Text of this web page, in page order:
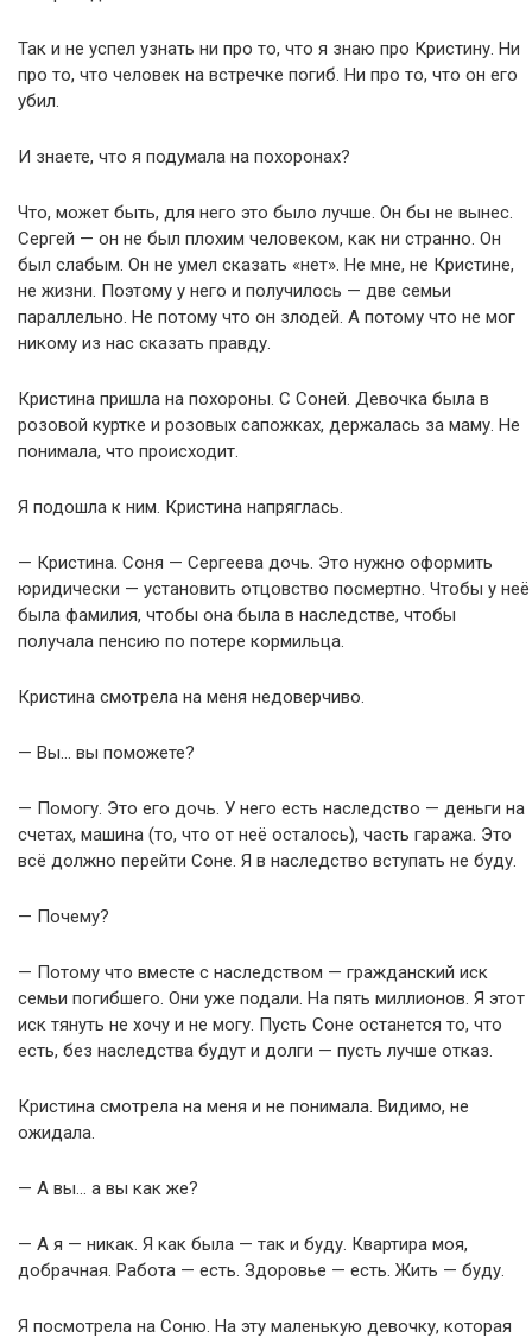
Так и не успел узнать ни про то, что я знаю про Кристину. Ни
про то, что человек на встречке погиб. Ни про то, что он его
убил.
И знаете, что я подумала на похоронах?
Что, может быть, для него это было лучше. Он бы не вынес.
Сергей — он не был плохим человеком, как ни странно. Он
был слабым. Он не умел сказать «нет». Не мне, не Кристине,
не жизни. Поэтому у него и получилось — две семьи
параллельно. Не потому что он злодей. А потому что не мог
никому из нас сказать правду.
Кристина пришла на похороны. С Соней. Девочка была в
розовой куртке и розовых сапожках, держалась за маму. Не
понимала, что происходит.
Я подошла к ним. Кристина напряглась.
— Кристина. Соня — Сергеева дочь. Это нужно оформить
юридически — установить отцовство посмертно. Чтобы у неё
была фамилия, чтобы она была в наследстве, чтобы
получала пенсию по потере кормильца.
Кристина смотрела на меня недоверчиво.
— Вы… вы поможете?
— Помогу. Это его дочь. У него есть наследство — деньги на
счетах, машина (то, что от неё осталось), часть гаража. Это
всё должно перейти Соне. Я в наследство вступать не буду.
— Почему?
— Потому что вместе с наследством — гражданский иск
семьи погибшего. Они уже подали. На пять миллионов. Я этот
иск тянуть не хочу и не могу. Пусть Соне останется то, что
есть, без наследства будут и долги — пусть лучше отказ.
Кристина смотрела на меня и не понимала. Видимо, не
ожидала.
— А вы… а вы как же?
— А я — никак. Я как была — так и буду. Квартира моя,
добрачная. Работа — есть. Здоровье — есть. Жить — буду.
Я посмотрела на Соню. На эту маленькую девочку, которая